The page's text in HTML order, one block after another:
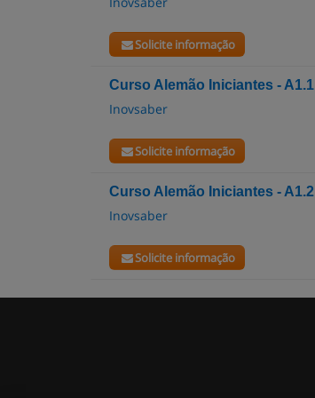
Solicite informação
Curso Alemão Iniciantes - A1.1
Inovsaber
Solicite informação
Curso Alemão Iniciantes - A1.2
Inovsaber
Solicite informação